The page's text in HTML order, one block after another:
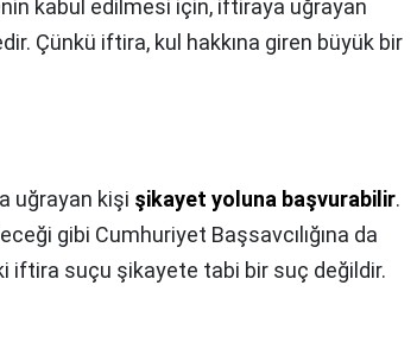
kabul edilmesi için, iftiraya uğrayan
Çünkü iftira, kul hakkına giren büyük bir
uğrayan kişi şikayet yoluna başvurabilir.
gibi Cumhuriyet Başsavcılığına da
iftira suçu şikayete tabi bir suç değildir.